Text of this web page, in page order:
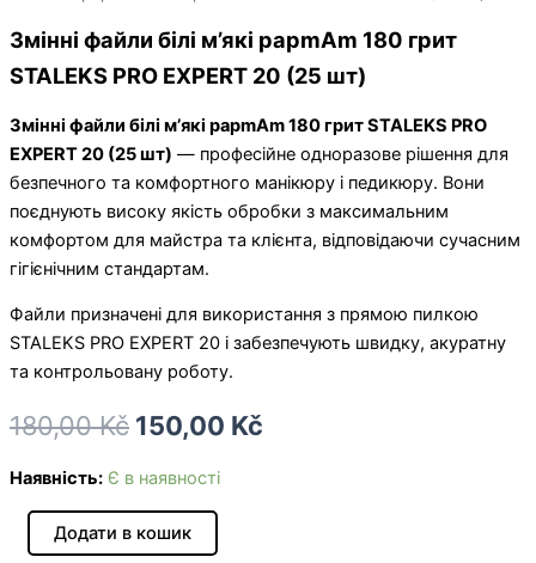
Змінні файли білі м’які papmAm 180 грит
STALEKS PRO EXPERT 20 (25 шт)
Змінні файли білі м’які papmAm 180 грит STALEKS PRO
EXPERT 20 (25 шт) — професійне одноразове рішення для
безпечного та комфортного манікюру і педикюру. Вони
поєднують високу якість обробки з максимальним
комфортом для майстра та клієнта, відповідаючи сучасним
гігієнічним стандартам.
Файли призначені для використання з прямою пилкою
STALEKS PRO EXPERT 20 і забезпечують швидку, акуратну
та контрольовану роботу.
180,00Kč 150,00 Kč
Наявність: Є в наявності
Додати в кошик